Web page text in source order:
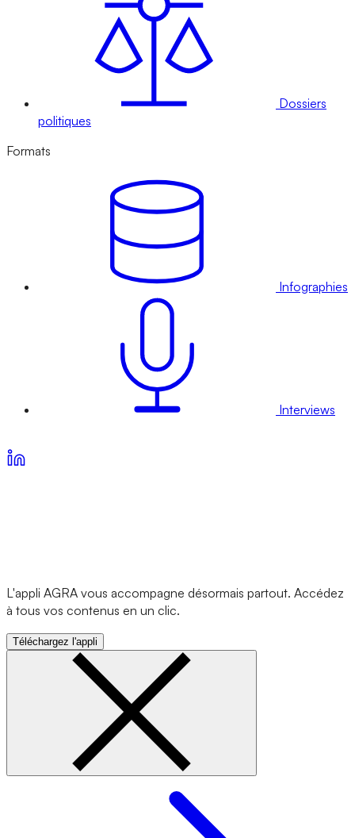
Dossiers
politiques
Formats
Infographies
Interviews
L'appli AGRA vous accompagne désormais partout. Accédez
à tous vos contenus en un clic.
Téléchargez l'appli